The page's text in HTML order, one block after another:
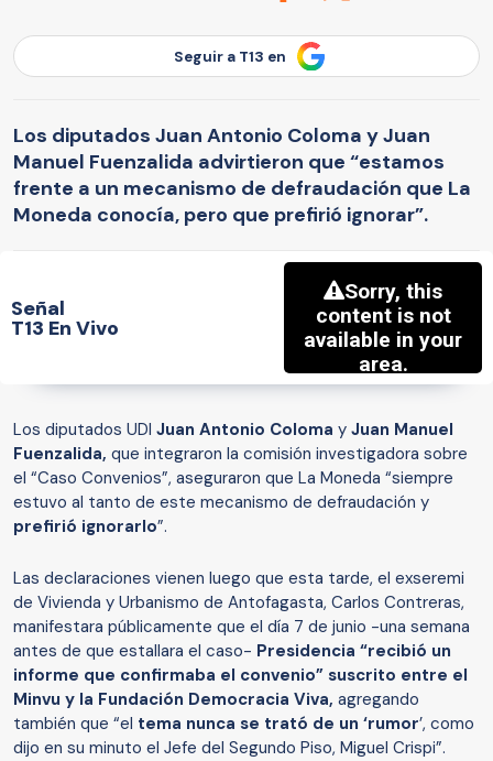
Seguir a T13 en
Los diputados Juan Antonio Coloma y Juan
Manuel Fuenzalida advirtieron que “estamos
frente a un mecanismo de defraudación que La
Moneda conocía, pero que prefirió ignorar”.
Señal
T13 En Vivo
Los diputados UDI Juan Antonio Coloma y Juan Manuel
Fuenzalida, que integraron la comisión investigadora sobre
el “Caso Convenios”, aseguraron que La Moneda “siempre
estuvo al tanto de este mecanismo de defraudación y
prefirió ignorarlo”.
Las declaraciones vienen luego que esta tarde, el exseremi
de Vivienda y Urbanismo de Antofagasta, Carlos Contreras,
manifestara públicamente que el día 7 de junio -una semana
antes de que estallara el caso- Presidencia “recibió un
informe que confirmaba el convenio” suscrito entre el
Minvu y la Fundación Democracia Viva, agregando
también que “el tema nunca se trató de un ‘rumor’, como
dijo en su minuto el Jefe del Segundo Piso, Miguel Crispi”.